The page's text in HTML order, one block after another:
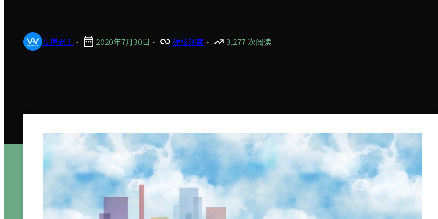
赛博老王 · 2020年7月30日 · 硬核观察 · 3,277 次阅读